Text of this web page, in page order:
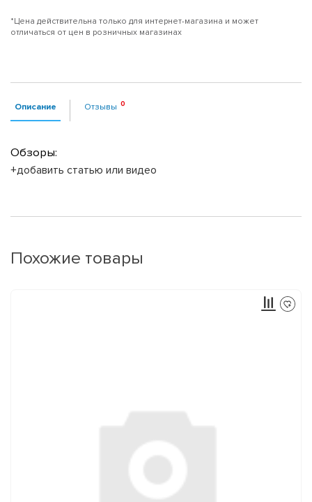
*Цена действительна только для интернет-магазина и может
отличаться от цен в розничных магазинах
Описание Отзывы
Обзоры:
+добавить статью или видео
Похожие товары